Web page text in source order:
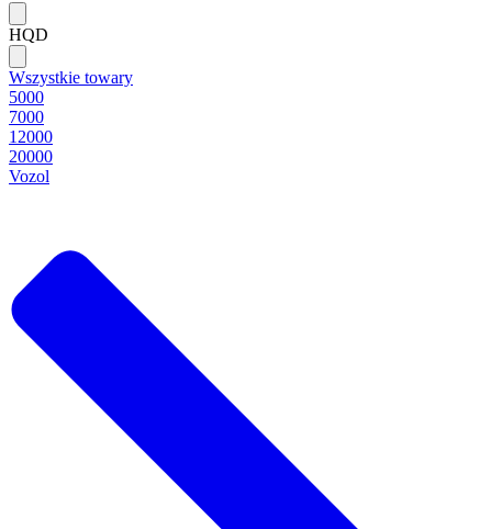
HQD
Wszystkie towary
5000
7000
12000
20000
Vozol